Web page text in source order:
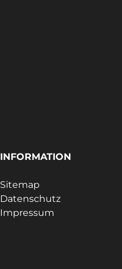
INFORMATION
Sitemap
Datenschutz
Impressum